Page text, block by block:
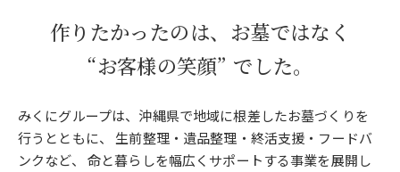
作りたかったのは、お墓ではなく
“お客様の笑顔” でした。
みくにグループは、沖縄県で地域に根差したお墓づくりを
行うとともに、
生前整理・遺品整理・終活支援・フードバ
ンクなど、
命と暮らしを幅広くサポートする事業を展開し